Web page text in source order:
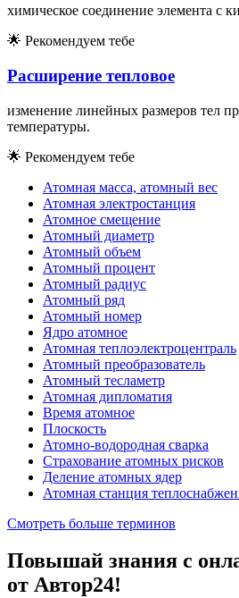
химическоe соединениe элемента с
🌟 Рекомендуем тебе
Расширение тепловое
изменение линейных размеров тел
температуры.
🌟 Рекомендуем тебе
Атомная масса, атомный вес
Атомная электростанция
Атомное смещение
Атомный диаметр
Атомный объем
Атомный процент
Атомный радиус
Атомный ряд
Атомный номер
Ядро атомное
Атомная теплоэлектроцентраль
Атомный преобразователь
Атомный тесламетр
Атомная дипломатия
Время атомное
Плоскость
Атомно-водородная сварка
Страхование атомных рисков
Деление атомных ядер
Атомная станция
Смотреть больше терминов
Повышай знания с
от Автор24!